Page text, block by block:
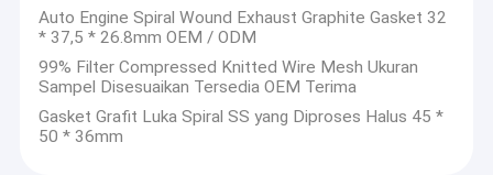
Auto Engine Spiral Wound Exhaust Graphite Gasket 32 ​​
* 37,5 * 26.8mm OEM / ODM
99% Filter Compressed Knitted Wire Mesh Ukuran
Sampel Disesuaikan Tersedia OEM Terima
Gasket Grafit Luka Spiral SS yang Diproses Halus 45 *
50 * 36mm